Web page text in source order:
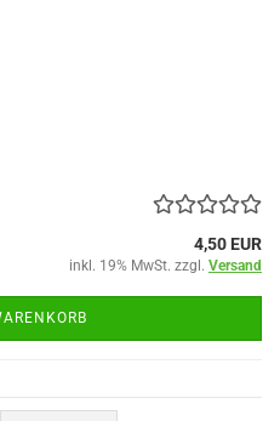
4,50 EUR
inkl. 19% MwSt. zzgl. Versand